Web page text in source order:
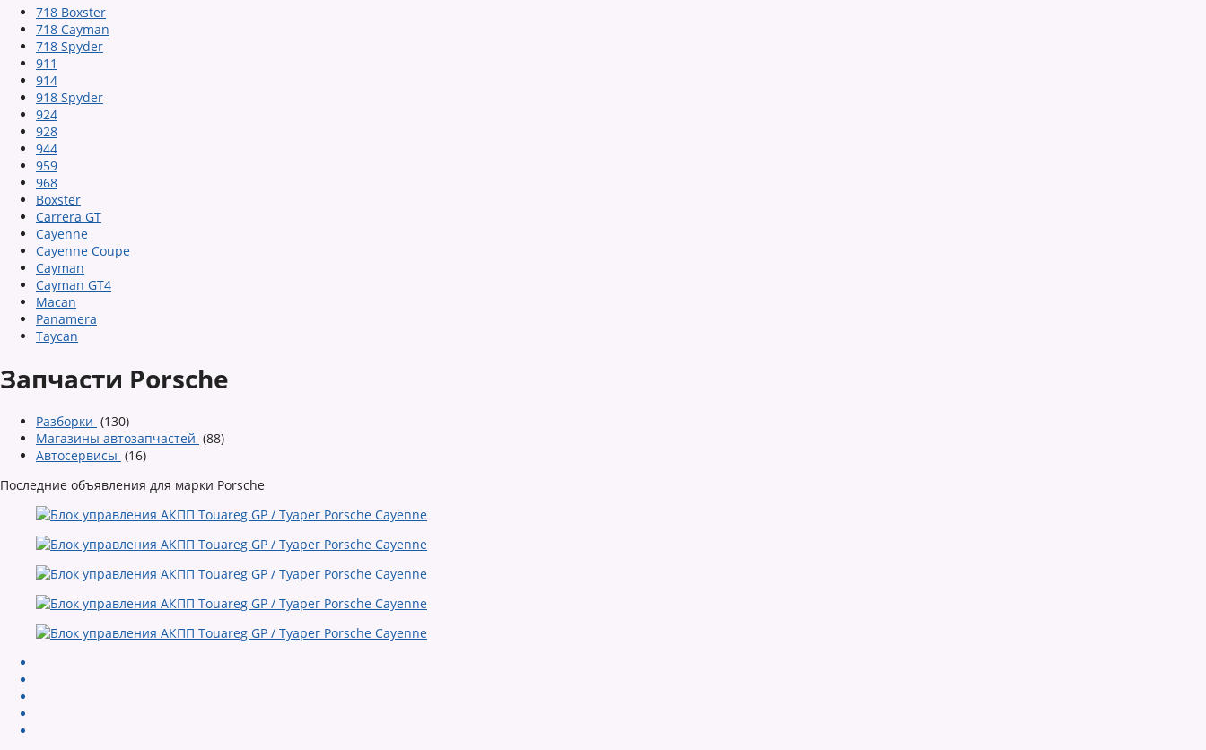
718 Boxster
718 Cayman
718 Spyder
911
914
918 Spyder
924
928
944
959
968
Boxster
Carrera GT
Cayenne
Cayenne Coupe
Cayman
Cayman GT4
Macan
Panamera
Taycan
Запчасти Porsche
Разборки (130)
Магазины автозапчастей (88)
Автосервисы (16)
Последние объявления для марки Porsche